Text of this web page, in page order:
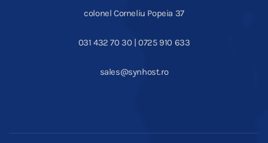
colonel Corneliu Popeia 37
031 432 70 30 | 0725 910 633
sales@synhost.ro